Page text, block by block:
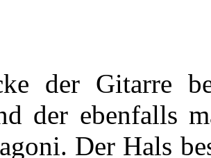
der Gitarre
der ebenfalls
Der Hals